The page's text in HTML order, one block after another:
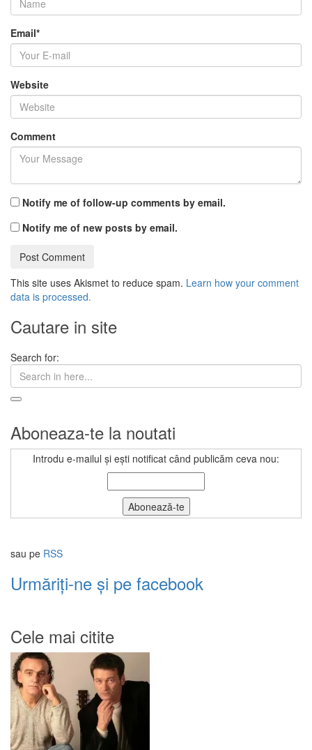
Email*
Website
Comment
Notify me of follow-up comments by email.
Notify me of new posts by email.
This site uses Akismet to reduce spam. Learn how your comment
data is processed.
Cautare in site
Search for:
Aboneaza-te la noutati
Introdu e-mailul și ești notificat când publicăm ceva nou:
sau pe RSS
Urmăriți-ne și pe facebook
Cele mai citite